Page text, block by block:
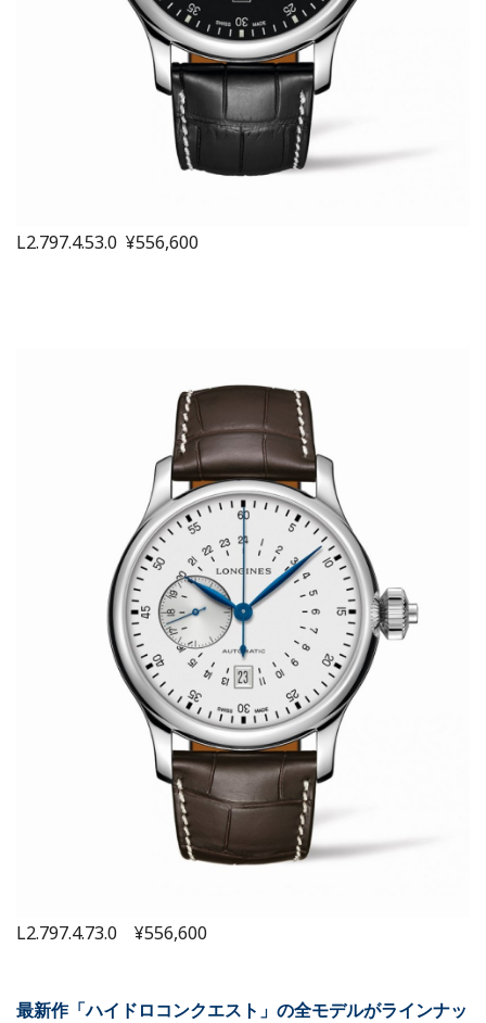
L2.797.4.53.0 ¥556,600
L2.797.4.73.0 ¥556,600
最新作「ハイドロコンクエスト」の全モデルがラインナッ